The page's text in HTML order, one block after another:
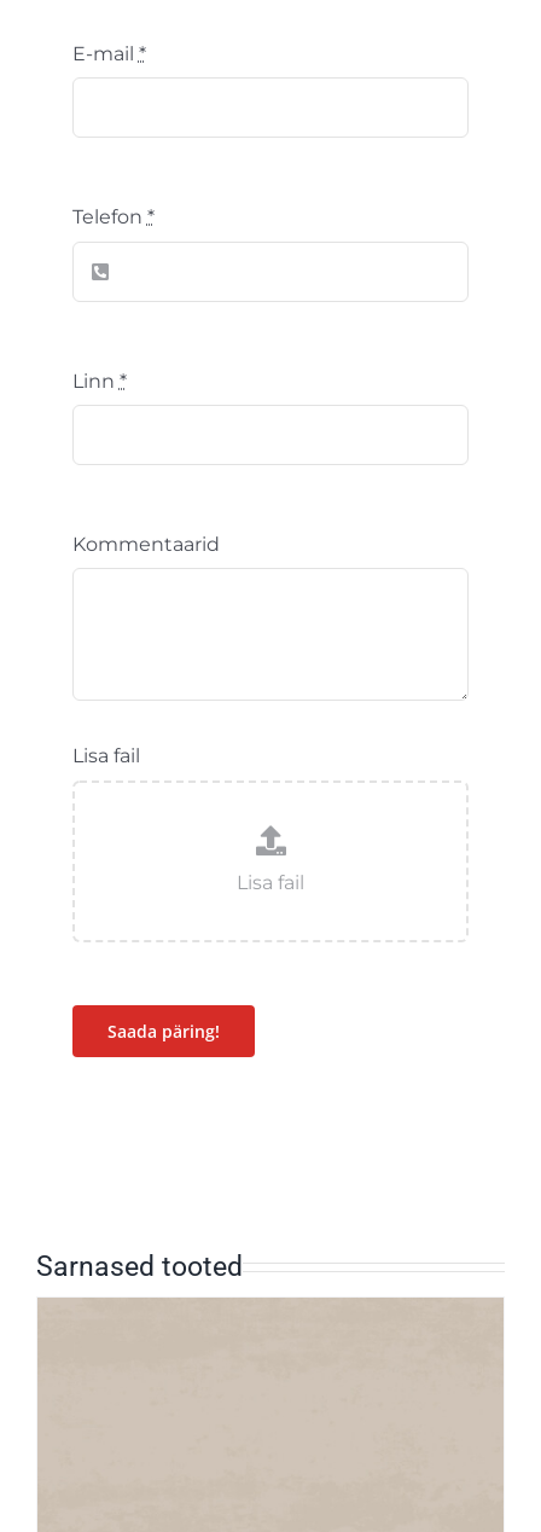
E-mail *
Telefon *
Linn *
Kommentaarid
Lisa fail
Saada päring!
Sarnased tooted